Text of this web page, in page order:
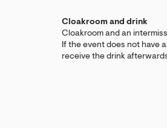
Cloakroom and drink
Cloakroom and an
If the event does not have
receive the drink